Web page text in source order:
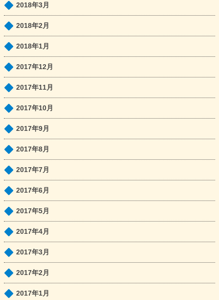
2018年3月
2018年2月
2018年1月
2017年12月
2017年11月
2017年10月
2017年9月
2017年8月
2017年7月
2017年6月
2017年5月
2017年4月
2017年3月
2017年2月
2017年1月